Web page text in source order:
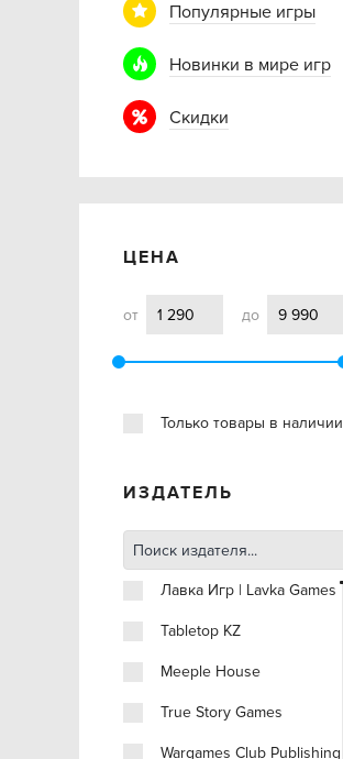
Популярные игры
Новинки в мире игр
Скидки
ЦЕНА
от до
Только товары в наличии
ИЗДАТЕЛЬ
Лавка Игр | Lavka Games
Tabletop KZ
Meeple House
True Story Games
Wargames Club Publishing